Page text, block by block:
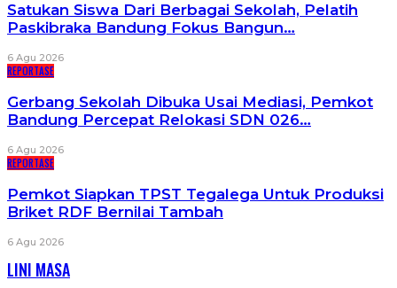
Satukan Siswa Dari Berbagai Sekolah, Pelatih
Paskibraka Bandung Fokus Bangun…
6 Agu 2026
REPORTASE
Gerbang Sekolah Dibuka Usai Mediasi, Pemkot
Bandung Percepat Relokasi SDN 026…
6 Agu 2026
REPORTASE
Pemkot Siapkan TPST Tegalega Untuk Produksi
Briket RDF Bernilai Tambah
6 Agu 2026
LINI MASA